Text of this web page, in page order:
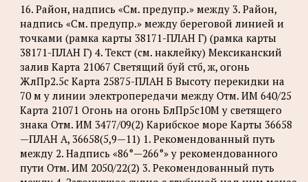
16. Район, надпись «См. предупр.» между 3. Район,
надпись «См. предупр.» между береговой линией и
точками (рамка карты 38171-ПЛАН Г) (рамка карты
38171-ПЛАН Г) 4. Текст (см. наклейку) Мексиканский
залив Карта 21067 Светящий буй стб, ж, огонь
ЖлПр2.5с Карта 25875-ПЛАН Б Высоту перекидки на
70 м у линии электропередачи между Отм. ИМ 640/25
Карта 21071 Огонь на огонь БлПр5с10М у светящего
знака Отм. ИМ 3477/09(2) Карибское море Карты 36658
—ПЛАН А, 36658(5,9—11) 1. Рекомендованный путь
между 2. Надпись «86°—266°» у рекомендованного
пути Отм. ИМ 2050/22(2) 3. Рекомендованный путь